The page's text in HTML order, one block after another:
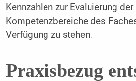
Kennzahlen zur Evaluierung
Kompetenzbereiche des
Verfügung zu stehen.
Praxisbezug